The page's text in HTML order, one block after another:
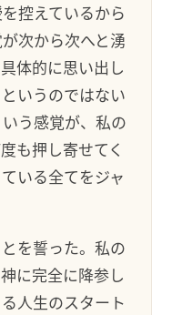
控えているから
次から次へと湧
体的に思い出し
いうのではない
う感覚が、私の
も押し寄せてく
いる全てをジャ
を誓った。私の
に完全に降参し
人生のスタート